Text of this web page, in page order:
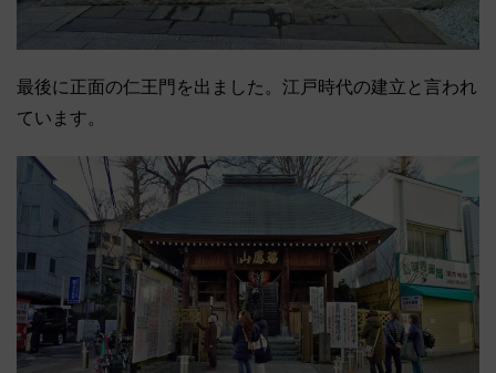
最後に正面の仁王門を出ました。江戸時代の建立と言われ
ています。